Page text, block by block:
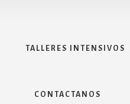
TALLERES INTENSIVOS
CONTACTANOS